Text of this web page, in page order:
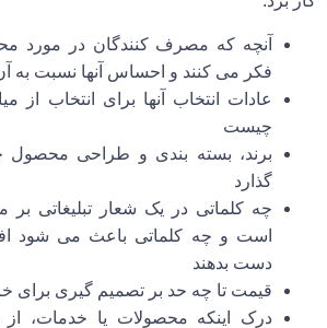
آنچه که مصرف کنندگان در مورد
فکر می کنند و احساس آنها نسبت به
عادات انتخاب آنها برای انتخاب
چیست
برند، بسته بندی و طراحی محصول
گذارد
چه کلماتی در یک شعار تبلیغاتی بر
است و چه کلماتی باعث می شود
دست بدهند
قیمت تا چه حد بر تصمیم گیری برای
درک اینکه محصولات یا خدمات،